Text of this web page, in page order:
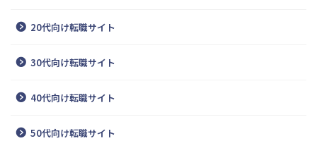
20代向け転職サイト
30代向け転職サイト
40代向け転職サイト
50代向け転職サイト